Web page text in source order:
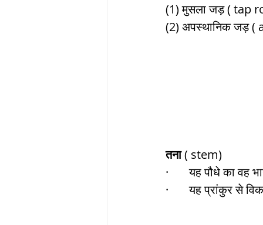
(1) मुसला जड़ ( tap
(2) अपस्थानिक जड़
तना ( stem)
·       यह पौधे का वह
·       यह प्रांकुर से